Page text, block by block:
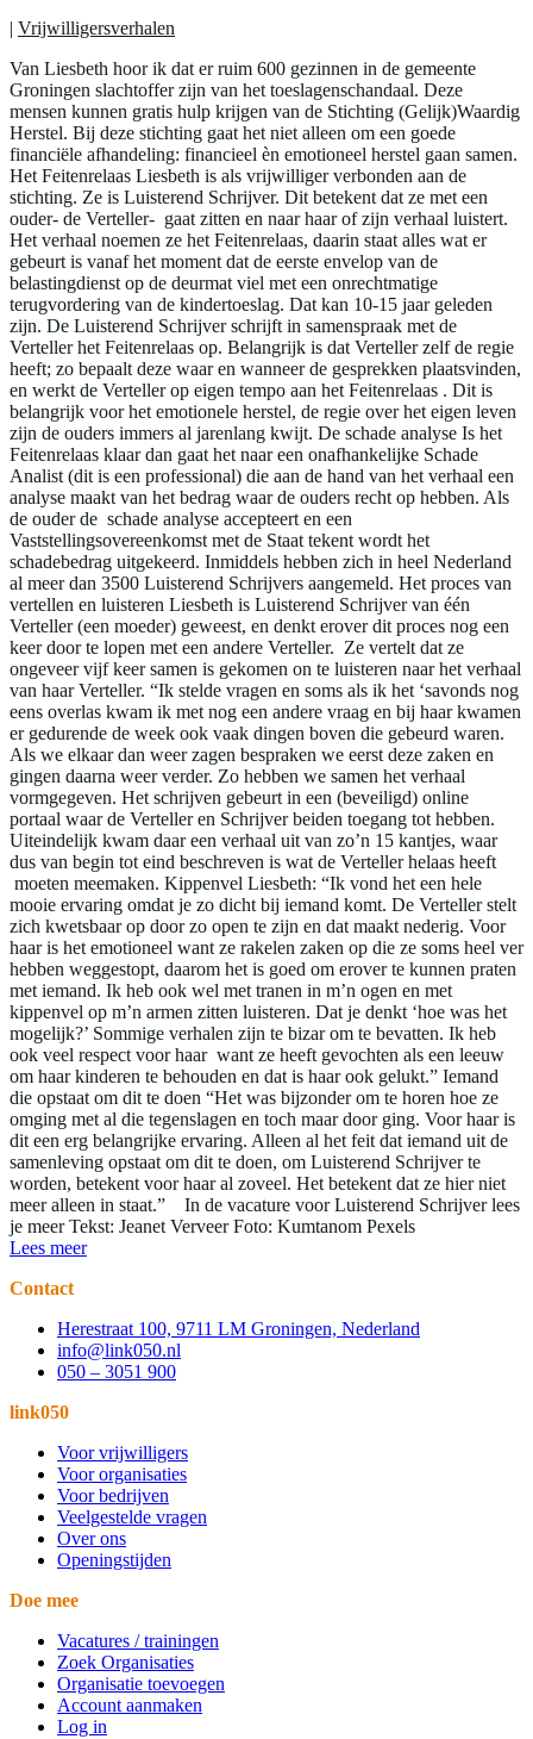
| Vrijwilligersverhalen
Van Liesbeth hoor ik dat er ruim 600 gezinnen in de gemeente
Groningen slachtoffer zijn van het toeslagenschandaal. Deze
mensen kunnen gratis hulp krijgen van de Stichting (Gelijk)Waardig
Herstel. Bij deze stichting gaat het niet alleen om een goede
financiële afhandeling: financieel èn emotioneel herstel gaan samen.
Het Feitenrelaas Liesbeth is als vrijwilliger verbonden aan de
stichting. Ze is Luisterend Schrijver. Dit betekent dat ze met een
ouder- de Verteller- gaat zitten en naar haar of zijn verhaal luistert.
Het verhaal noemen ze het Feitenrelaas, daarin staat alles wat er
gebeurt is vanaf het moment dat de eerste envelop van de
belastingdienst op de deurmat viel met een onrechtmatige
terugvordering van de kindertoeslag. Dat kan 10-15 jaar geleden
zijn. De Luisterend Schrijver schrijft in samenspraak met de
Verteller het Feitenrelaas op. Belangrijk is dat Verteller zelf de regie
heeft; zo bepaalt deze waar en wanneer de gesprekken plaatsvinden,
en werkt de Verteller op eigen tempo aan het Feitenrelaas . Dit is
belangrijk voor het emotionele herstel, de regie over het eigen leven
zijn de ouders immers al jarenlang kwijt. De schade analyse Is het
Feitenrelaas klaar dan gaat het naar een onafhankelijke Schade
Analist (dit is een professional) die aan de hand van het verhaal een
analyse maakt van het bedrag waar de ouders recht op hebben. Als
de ouder de schade analyse accepteert en een
Vaststellingsovereenkomst met de Staat tekent wordt het
schadebedrag uitgekeerd. Inmiddels hebben zich in heel Nederland
al meer dan 3500 Luisterend Schrijvers aangemeld. Het proces van
vertellen en luisteren Liesbeth is Luisterend Schrijver van één
Verteller (een moeder) geweest, en denkt erover dit proces nog een
keer door te lopen met een andere Verteller. Ze vertelt dat ze
ongeveer vijf keer samen is gekomen on te luisteren naar het verhaal
van haar Verteller. “Ik stelde vragen en soms als ik het ‘savonds nog
eens overlas kwam ik met nog een andere vraag en bij haar kwamen
er gedurende de week ook vaak dingen boven die gebeurd waren.
Als we elkaar dan weer zagen bespraken we eerst deze zaken en
gingen daarna weer verder. Zo hebben we samen het verhaal
vormgegeven. Het schrijven gebeurt in een (beveiligd) online
portaal waar de Verteller en Schrijver beiden toegang tot hebben.
Uiteindelijk kwam daar een verhaal uit van zo’n 15 kantjes, waar
dus van begin tot eind beschreven is wat de Verteller helaas heeft
moeten meemaken. Kippenvel Liesbeth: “Ik vond het een hele
mooie ervaring omdat je zo dicht bij iemand komt. De Verteller stelt
zich kwetsbaar op door zo open te zijn en dat maakt nederig. Voor
haar is het emotioneel want ze rakelen zaken op die ze soms heel ver
hebben weggestopt, daarom het is goed om erover te kunnen praten
met iemand. Ik heb ook wel met tranen in m’n ogen en met
kippenvel op m’n armen zitten luisteren. Dat je denkt ‘hoe was het
mogelijk?’ Sommige verhalen zijn te bizar om te bevatten. Ik heb
ook veel respect voor haar want ze heeft gevochten als een leeuw
om haar kinderen te behouden en dat is haar ook gelukt.” Iemand
die opstaat om dit te doen “Het was bijzonder om te horen hoe ze
omging met al die tegenslagen en toch maar door ging. Voor haar is
dit een erg belangrijke ervaring. Alleen al het feit dat iemand uit de
samenleving opstaat om dit te doen, om Luisterend Schrijver te
worden, betekent voor haar al zoveel. Het betekent dat ze hier niet
meer alleen in staat.” In de vacature voor Luisterend Schrijver lees
je meer Tekst: Jeanet Verveer Foto: Kumtanom Pexels
Lees meer
Contact
Herestraat 100, 9711 LM Groningen, Nederland
info@link050.nl
050 – 3051 900
link050
Voor vrijwilligers
Voor organisaties
Voor bedrijven
Veelgestelde vragen
Over ons
Openingstijden
Doe mee
Vacatures / trainingen
Zoek Organisaties
Organisatie toevoegen
Account aanmaken
Log in